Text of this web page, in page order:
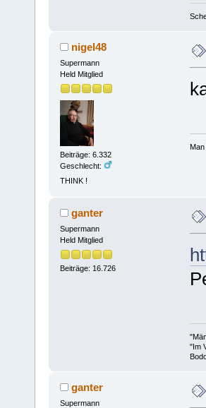
nigel48
Supermann
Held Mitglied
Beiträge: 6.332
Geschlecht:
THINK !
ganter
Supermann
Held Mitglied
Beiträge: 16.726
"Im
ganter
Supermann